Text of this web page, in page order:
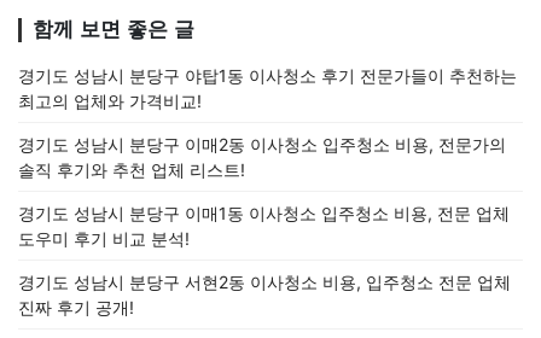
함께 보면 좋은 글
경기도 성남시 분당구 야탑1동 이사청소 후기 전문가들이 추천하는
최고의 업체와 가격비교!
경기도 성남시 분당구 이매2동 이사청소 입주청소 비용, 전문가의
솔직 후기와 추천 업체 리스트!
경기도 성남시 분당구 이매1동 이사청소 입주청소 비용, 전문 업체
도우미 후기 비교 분석!
경기도 성남시 분당구 서현2동 이사청소 비용, 입주청소 전문 업체
진짜 후기 공개!